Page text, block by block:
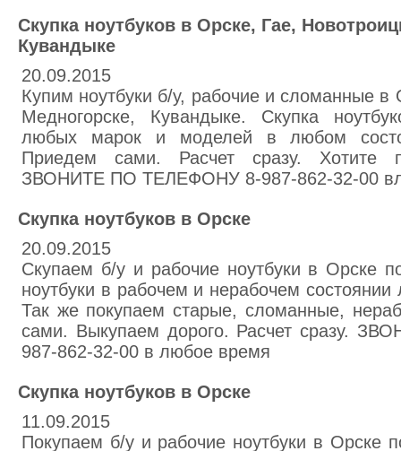
Скупка ноутбуков в Орске, Гае,
Кувандыке
20.09.2015
Купим ноутбуки б/у, рабочие и сломанные в
Медногорске, Кувандыке. Скупка
любых марок и моделей в любом
Приедем сами. Расчет сразу. Хотите
ЗВОНИТЕ ПО ТЕЛЕФОНУ 8-987-862-32-00
Скупка ноутбуков в Орске
20.09.2015
Скупаем б/у и рабочие ноутбуки в Орске
ноутбуки в рабочем и нерабочем
Так же покупаем старые, сломанные,
сами. Выкупаем дорого. Расчет сразу.
987-862-32-00 в любое время
Скупка ноутбуков в Орске
11.09.2015
Покупаем б/у и рабочие ноутбуки в Орске